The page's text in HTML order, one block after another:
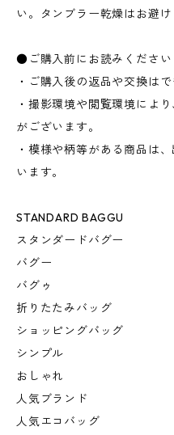
い。タンブラー乾燥はお避け
●ご購入前にお読みください
・ご購入後の返品や交換はで
・撮影環境や閲覧環境によ
がございます。
・模様や柄等がある商品は
います。
STANDARD BAGGU
スタンダードバグー
バグー
バグゥ
折りたたみバッグ
ショッピングバッグ
シンプル
おしゃれ
人気ブランド
人気エコバッグ